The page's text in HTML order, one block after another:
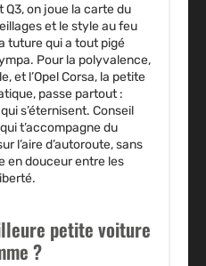
Q3, on joue la carte du
et le style au feu
tuture qui a tout pigé
Pour la polyvalence,
et l’Opel Corsa, la petite
passe partout :
s’éternisent. Conseil
t’accompagne du
l’aire d’autoroute, sans
en douceur entre les
petite voiture
?